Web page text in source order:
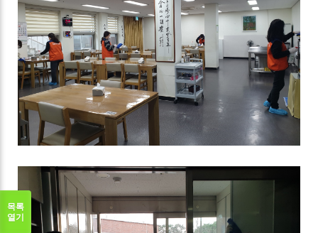
목록
열기